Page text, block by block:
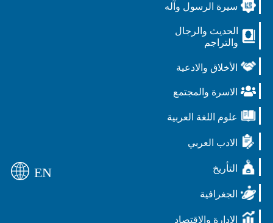
سيرة الرسول وآله
الحديث والرجال
والتراجم
الأخلاق والادعية
الاسرة والمجتمع
علوم اللغة العربية
الادب العربي
التأريخ
الجغرافية
الادارة والاقتصاد
EN